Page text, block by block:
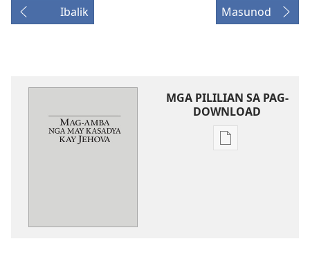
Ibalik Masunod
MGA PILILIAN SA PAG-
DOWNLOAD
Mga